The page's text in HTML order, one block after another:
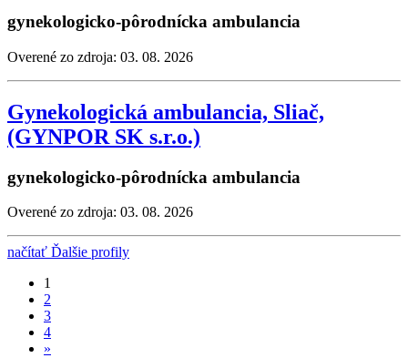
gynekologicko-pôrodnícka ambulancia
Overené zo zdroja: 03. 08. 2026
Gynekologická ambulancia, Sliač,
(GYNPOR SK s.r.o.)
gynekologicko-pôrodnícka ambulancia
Overené zo zdroja: 03. 08. 2026
načítať Ďalšie profily
1
2
3
4
»